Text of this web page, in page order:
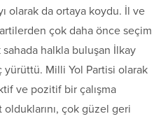
olarak da ortaya koydu. İl ve
çok daha önce seçim
sahada halkla buluşan İlkay
Milli Yol Partisi olarak
ve pozitif bir çalışma
çok güzel geri